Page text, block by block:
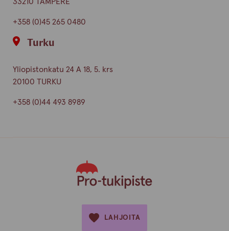
+358 (0)45 265 0480
Turku
Yliopistonkatu 24 A 18, 5. krs
20100 TURKU
+358 (0)44 493 8989
LAHJOITA